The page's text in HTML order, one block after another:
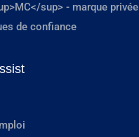
sup> - marque privée
de confiance